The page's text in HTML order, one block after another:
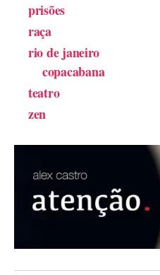
prisões
raça
rio de janeiro
copacabana
teatro
zen